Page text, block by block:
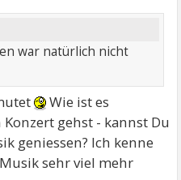
war natürlich nicht
Wie ist es
gehst - kannst Du
geniessen? Ich kenne
sehr viel mehr